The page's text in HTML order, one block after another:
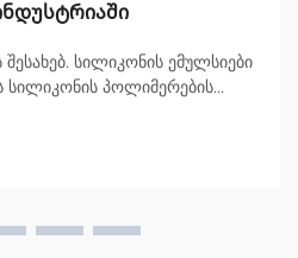
სილიკონის ემულსიები
პოლიმერების
ჩვენ ვხვდებით ამ ემულსიებს
პროდუქტებში...